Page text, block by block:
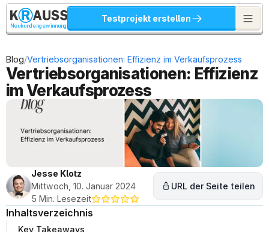
Neukundengewinnung
Testprojekt erstellen
Blog/Vertriebsorganisationen: Effizienz im Verkaufsprozess
Vertriebsorganisationen: Effizienz
im Verkaufsprozess
Jesse Klotz
Mittwoch, 10. Januar 2024
5 Min. Lesezeit
URL der Seite teilen
Inhaltsverzeichnis
Key Takeaways